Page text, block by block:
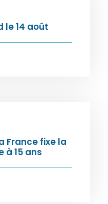
le 14 août
France fixe la
à 15 ans